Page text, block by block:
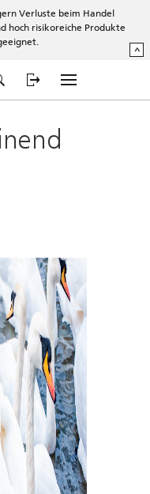
Verluste beim Handel
hoch risikoreiche Produkte
^